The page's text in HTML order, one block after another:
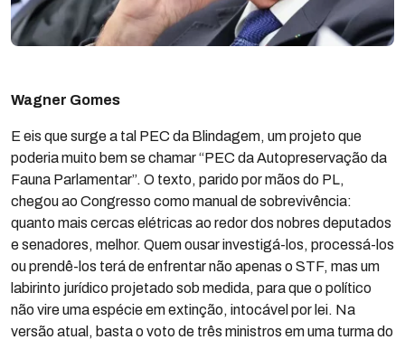
Wagner Gomes
E eis que surge a tal PEC da Blindagem, um projeto que
poderia muito bem se chamar “PEC da Autopreservação da
Fauna Parlamentar”. O texto, parido por mãos do PL,
chegou ao Congresso como manual de sobrevivência:
quanto mais cercas elétricas ao redor dos nobres deputados
e senadores, melhor. Quem ousar investigá-los, processá-los
ou prendê-los terá de enfrentar não apenas o STF, mas um
labirinto jurídico projetado sob medida, para que o político
não vire uma espécie em extinção, intocável por lei. Na
versão atual, basta o voto de três ministros em uma turma do